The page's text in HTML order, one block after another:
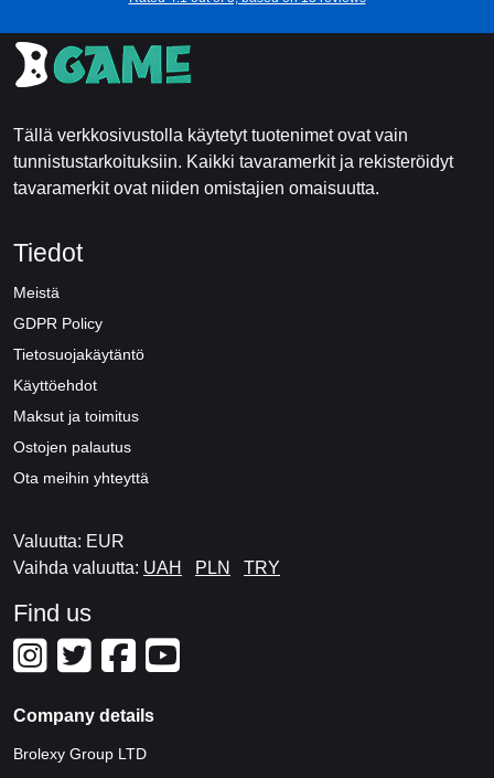
Tällä verkkosivustolla käytetyt tuotenimet ovat vain
tunnistustarkoituksiin. Kaikki tavaramerkit ja rekisteröidyt
tavaramerkit ovat niiden omistajien omaisuutta.
Tiedot
Meistä
GDPR Policy
Tietosuojakäytäntö
Käyttöehdot
Maksut ja toimitus
Ostojen palautus
Ota meihin yhteyttä
Valuutta: EUR
Vaihda valuutta: UAH PLN TRY
Find us
Company details
Brolexy Group LTD